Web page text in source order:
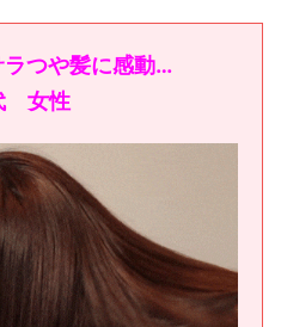
つや髪に感動…
女性